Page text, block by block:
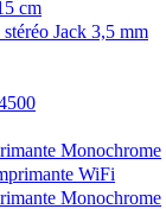
cm
Jack 3,5 mm
Monochrome
WiFi
Monochrome